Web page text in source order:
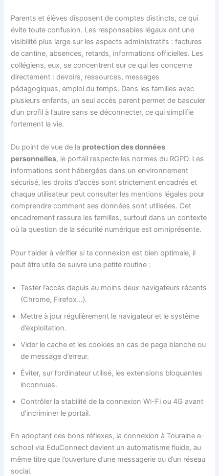
Parents et élèves disposent de comptes distincts, ce qui
évite toute confusion. Les responsables légaux ont une
visibilité plus large sur les aspects administratifs : factures
de cantine, absences, retards, informations officielles. Les
collégiens, eux, se concentrent sur ce qui les concerne
directement : devoirs, ressources, messages
pédagogiques, emploi du temps. Dans les familles avec
plusieurs enfants, un seul accès parent permet de basculer
d’un profil à l’autre sans se déconnecter, ce qui simplifie
fortement la vie.
Du point de vue de la protection des données
personnelles, le portail respecte les normes du RGPD. Les
informations sont hébergées dans un environnement
sécurisé, les droits d’accès sont strictement encadrés et
chaque utilisateur peut consulter les mentions légales pour
comprendre comment ses données sont utilisées. Cet
encadrement rassure les familles, surtout dans un contexte
où la question de la sécurité numérique est omniprésente.
Pour t’aider à vérifier si ta connexion est bien optimale, il
peut être utile de suivre une petite routine :
Tester l’accès depuis au moins deux navigateurs récents
(Chrome, Firefox…).
Mettre à jour régulièrement le navigateur et le système
d’exploitation.
Vider le cache et les cookies en cas de page blanche ou
de message d’erreur.
Éviter, sur l’ordinateur utilisé, les extensions bloquantes
inconnues.
Contrôler la stabilité de la connexion Wi-Fi ou 4G avant
d’incriminer le portail.
En adoptant ces bons réflexes, la connexion à Touraine e-
school via EduConnect devient un automatisme fluide, au
même titre que l’ouverture d’une messagerie ou d’un réseau
social.